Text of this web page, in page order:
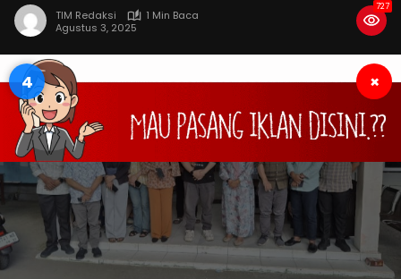
TIM Redaksi
1 Min Baca
Agustus 3, 2025
727
4 ×